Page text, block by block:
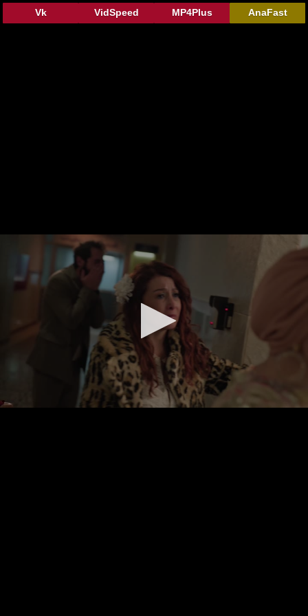
AnaFast
MP4Plus
VidSpeed
Vk